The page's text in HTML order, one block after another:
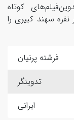
کوتاه
سهند کبیری را
فرشته پرنیان
تدوینگر
ایرانی